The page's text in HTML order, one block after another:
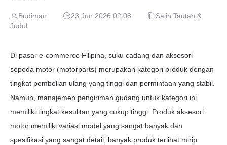
Budiman 23 Jun 2026 02:08
Salin Tautan &
Judul